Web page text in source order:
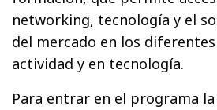
networking, tecnología y el
del mercado en los
actividad y en tecnología.
Para entrar en el programa